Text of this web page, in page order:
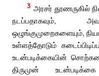
3 அரசர் தூணருகில்
நடப்பதாகவும்,
ஒழுங்குமுறைகளையும்,
உள்ளத்தோடும்
உடன்படிக்கையின்
திருமுன்